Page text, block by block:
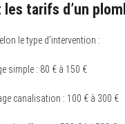
les tarifs d’un
le type d’intervention :
simple : 80 € à 150 €
canalisation : 100 € à 300 €